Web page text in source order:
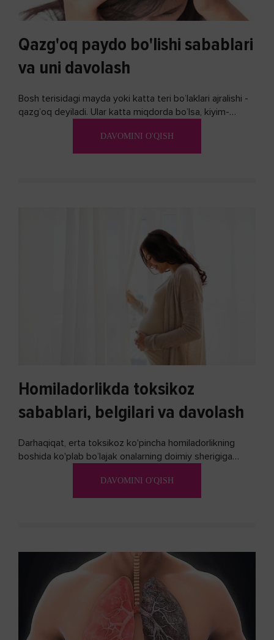
Qazg'oq paydo bo'lishi sabablari
va uni davolash
Bosh terisidagi mayda yoki katta teri bo’laklari ajralishi -
qazg’oq deyiladi. Ular katta miqdorda bo’lsa, kiyim-
DAVOMINI O'QISH
Homiladorlikda toksikoz
sabablari, belgilari va davolash
Darhaqiqat, erta toksikoz ko'pincha homiladorlikning
boshida ko'plab bo’lajak onalarning doimiy sherigiga
biron bir usuli bormi?DAVOMINI O'QISH